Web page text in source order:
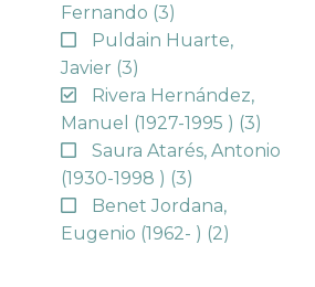
Fernando (3)
Puldain Huarte,
Javier (3)
Rivera Hernández,
Manuel (1927-1995 ) (3)
Saura Atarés, Antonio
(1930-1998 ) (3)
Benet Jordana,
Eugenio (1962- ) (2)